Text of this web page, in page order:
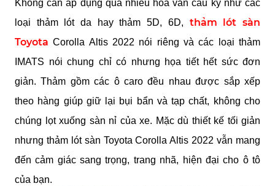
Không cần áp dụng quá nhiều hoa văn cầu kỳ như các
loại thảm lót da hay thảm 5D, 6D, thảm lót sàn
Toyota Corolla Altis 2022 nói riêng và các loại thảm
IMATS nói chung chỉ có nhưng họa tiết hết sức đơn
giản. Thảm gồm các ô caro đều nhau được sắp xếp
theo hàng giúp giữ lại bụi bẩn và tạp chất, không cho
chúng lọt xuống sàn nỉ của xe. Mặc dù thiết kế tối giản
nhưng thảm lót sàn Toyota Corolla Altis 2022 vẫn mang
đến cảm giác sang trọng, trang nhã, hiện đại cho ô tô
của bạn.